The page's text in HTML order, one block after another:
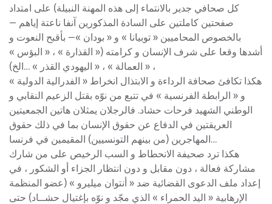
كل صحافي جدير بالانتماء إلى هذه المهنة النبيلة) على امتداد
صفحتين كاملتين على السادة المذكورين آنفا ناعتة إياهم —
بالخصوص المحاميين « توبيانا » و « بودان »— بأقبح النعوت و
أشدها وقعا على شرف الإنسان و كرامته (« القذارة » ، « البؤس »
، « العمالة » ، « اليهودي القذر » …الخ)
هكذا تكافئ صحافة الرداءة و الابتذال انخراط « الفدرالية الدولية »
و « الرابطة الفرنسية » في تتبع من نوّه بقتل الزعيم النقابي و
الوطني الشهيد فرحات حشاد. فالرجلان يمثلان هاتين الجمعيتين
العريقتين في الدفاع عن حقوق الإنسان بما في ذلك حقوق
المهاجرين (من بينهم التونسيين) المقيمين في فرنسا…
هكذا ترد صحيفة الانحطاط و السب الرخيص على من شارك
مشاركة فعالة ، دون مقابل و دون انتظار الجزاء أو الشكور ، في
إعداد ملف الدعوى القضائية ضد « أنتوان ميليرو » (عضو المنظمة
الإرهابية « اليد الحمراء » الذي مجّد و نوّه بإغتيال حشــاد) حتى